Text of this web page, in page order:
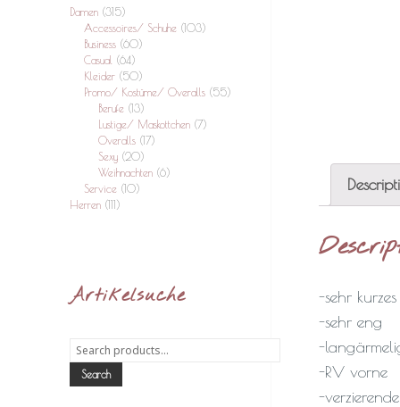
Damen (315)
Accessoires/ Schuhe (103)
Business (60)
Casual (64)
Kleider (50)
Promo/ Kostüme/ Overalls (55)
Berufe (13)
Lustige/ Maskottchen (7)
Overalls (17)
Sexy (20)
Weihnachten (6)
Service (10)
Herren (111)
Artikelsuche
Search
for:
Search
-sehr
-sehr eng
-
-RV vorne
-